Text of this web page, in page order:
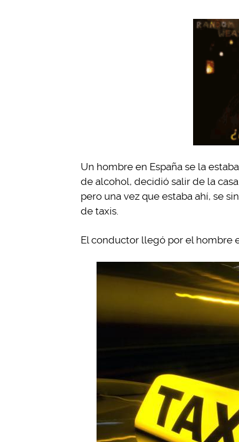
Un hombre en España se la
de alcohol, decidió salir de la
pero una vez que estaba ahí, se
de taxis.
El conductor llegó por el hombre